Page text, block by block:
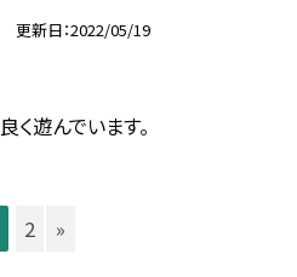
更新日 2022/05/19
く遊んでいます。
2 »